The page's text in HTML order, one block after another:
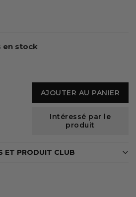
en stock
AJOUTER AU PANIER
Intéressé par le
produit
ET PRODUIT CLUB